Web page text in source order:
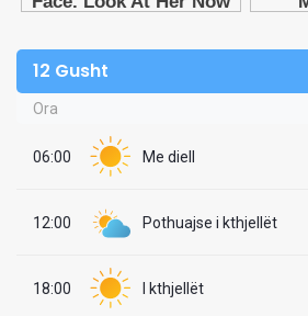
12 Gusht
Ora
06:00 Me diell
12:00 Pothuajse i kthjellët
18:00 I kthjellët